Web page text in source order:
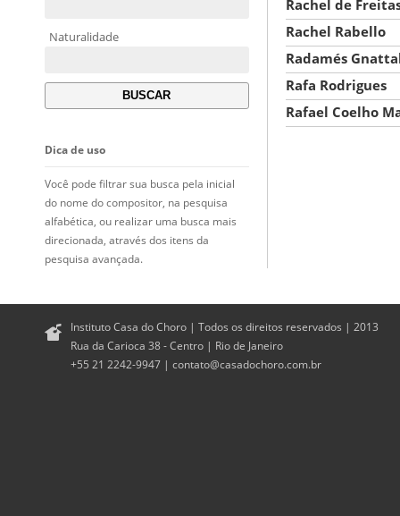
Naturalidade
Dica de uso
Você pode filtrar sua busca pela inicial
do nome do compositor, na pesquisa
alfabética, ou realizar uma busca mais
direcionada, através dos itens da
pesquisa avançada.
Rachel de
Rachel Rabello
Radamés
Rafa Rodrigues
Rafael Coelho
Instituto Casa do Choro | Todos os direitos reservados | 2013
Rua da Carioca 38 - Centro | Rio de Janeiro
+55 21 2242-9947 | contato@casadochoro.com.br